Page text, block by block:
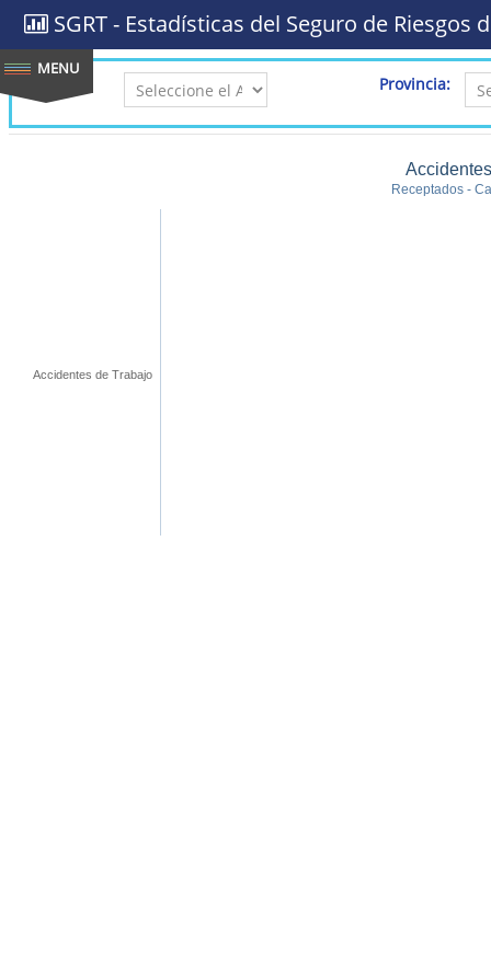
SGRT - Estadísticas del Seguro de Riesgos
Provincia:
Receptados -
Accidentes de Trabajo